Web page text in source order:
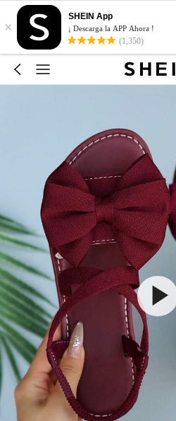
×
SHEIN App
¡ Descarga la APP Ahora !
(1,350)